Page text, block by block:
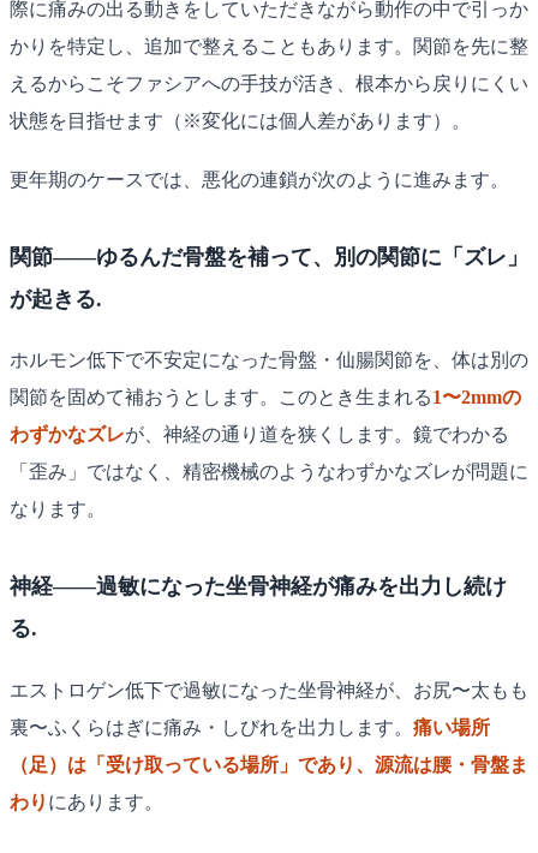
際に痛みの出る動きをしていただきながら動作の中で引っか
かりを特定し、追加で整えることもあります。関節を先に整
えるからこそファシアへの手技が活き、根本から戻りにくい
状態を目指せます（※変化には個人差があります）。
更年期のケースでは、悪化の連鎖が次のように進みます。
関節——ゆるんだ骨盤を補って、別の関節に「ズレ」
が起きる.
ホルモン低下で不安定になった骨盤・仙腸関節を、体は別の
関節を固めて補おうとします。このとき生まれる1〜2mmの
わずかなズレが、神経の通り道を狭くします。鏡でわかる
「歪み」ではなく、精密機械のようなわずかなズレが問題に
なります。
神経——過敏になった坐骨神経が痛みを出力し続け
る.
エストロゲン低下で過敏になった坐骨神経が、お尻〜太もも
裏〜ふくらはぎに痛み・しびれを出力します。 痛い場所
（足）は「受け取っている場所」であり、源流は腰・骨盤ま
わり にあります。